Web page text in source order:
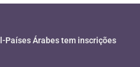
Países Árabes tem inscrições